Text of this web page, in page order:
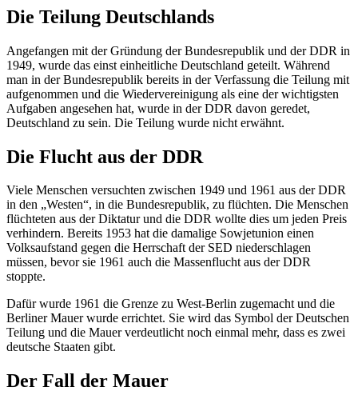
Die Teilung Deutschlands
Angefangen mit der Gründung der Bundesrepublik und der DDR in
1949, wurde das einst einheitliche Deutschland geteilt. Während
man in der Bundesrepublik bereits in der Verfassung die Teilung mit
aufgenommen und die Wiedervereinigung als eine der wichtigsten
Aufgaben angesehen hat, wurde in der DDR davon geredet,
Deutschland zu sein. Die Teilung wurde nicht erwähnt.
Die Flucht aus der DDR
Viele Menschen versuchten zwischen 1949 und 1961 aus der DDR
in den „Westen“, in die Bundesrepublik, zu flüchten. Die Menschen
flüchteten aus der Diktatur und die DDR wollte dies um jeden Preis
verhindern. Bereits 1953 hat die damalige Sowjetunion einen
Volksaufstand gegen die Herrschaft der SED niederschlagen
müssen, bevor sie 1961 auch die Massenflucht aus der DDR
stoppte.
Dafür wurde 1961 die Grenze zu West-Berlin zugemacht und die
Berliner Mauer wurde errichtet. Sie wird das Symbol der Deutschen
Teilung und die Mauer verdeutlicht noch einmal mehr, dass es zwei
deutsche Staaten gibt.
Der Fall der Mauer